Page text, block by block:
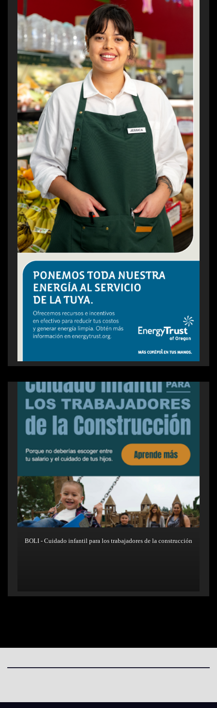
BOLI - Cuidado infantil para los trabajadores de la construcción